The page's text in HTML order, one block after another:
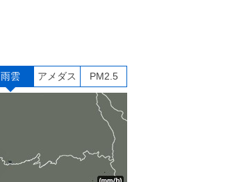
雨雲 アメダス PM2.5